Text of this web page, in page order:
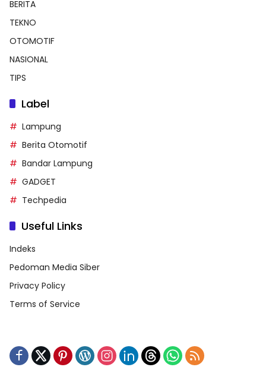
BERITA
TEKNO
OTOMOTIF
NASIONAL
TIPS
Label
Lampung
Berita Otomotif
Bandar Lampung
GADGET
Techpedia
Useful Links
Indeks
Pedoman Media Siber
Privacy Policy
Terms of Service